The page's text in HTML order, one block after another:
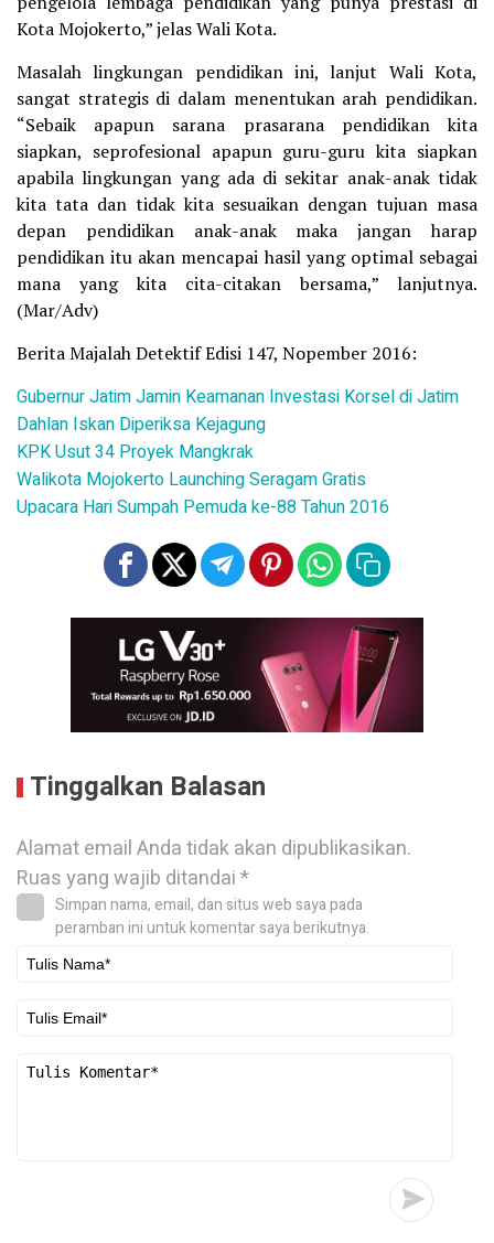
Kota Mojokerto,” jelas Wali Kota.
Masalah lingkungan pendidikan ini, lanjut Wali Kota,
sangat strategis di dalam menentukan arah pendidikan.
“Sebaik apapun sarana prasarana pendidikan kita
siapkan, seprofesional apapun guru-guru kita siapkan
apabila lingkungan yang ada di sekitar anak-anak tidak
kita tata dan tidak kita sesuaikan dengan tujuan masa
depan pendidikan anak-anak maka jangan harap
pendidikan itu akan mencapai hasil yang optimal sebagai
mana yang kita cita-citakan bersama,” lanjutnya.
(Mar/Adv)
Berita Majalah Detektif Edisi 147, Nopember 2016:
Gubernur Jatim Jamin Keamanan Investasi Korsel di Jatim
Dahlan Iskan Diperiksa Kejagung
KPK Usut 34 Proyek Mangkrak
Walikota Mojokerto Launching Seragam Gratis
Upacara Hari Sumpah Pemuda ke-88 Tahun 2016
Tinggalkan Balasan
Alamat email Anda tidak akan dipublikasikan.
Ruas yang wajib ditandai*
Simpan nama, email, dan situs web saya pada
peramban ini untuk komentar saya berikutnya.